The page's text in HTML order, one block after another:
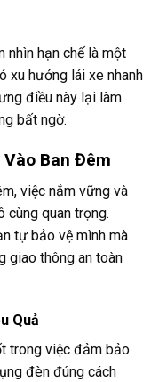
nhìn hạn chế là một
xu hướng lái xe nhanh
điều này lại làm
bất ngờ.
Vào Ban Đêm
việc nắm vững và
cùng quan trọng.
tự bảo vệ mình mà
giao thông an toàn
Quả
trong việc đảm bảo
đèn đúng cách